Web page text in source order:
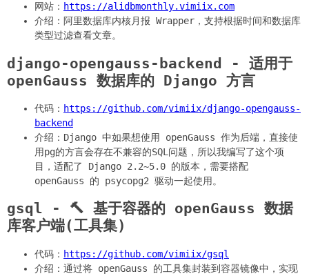
网站： https://alidbmonthly.vimiix.com
介绍：阿里数据库内核月报 Wrapper，支持根据时间和数据库
类型过滤查看文章。
django-opengauss-backend - 适用于
openGauss 数据库的 Django 方言
代码： https://github.com/vimiix/django-opengauss-
backend
介绍：Django 中如果想使用 openGauss 作为后端，直接使
用pg的方言会存在不兼容的SQL问题，所以我编写了这个项
目，适配了 Django 2.2~5.0 的版本，需要搭配
openGauss 的 psycopg2 驱动一起使用。
gsql - 🔨 基于容器的 openGauss 数据
库客户端(工具集)
代码： https://github.com/vimiix/gsql
介绍：通过将 openGauss 的工具集封装到容器镜像中，实现